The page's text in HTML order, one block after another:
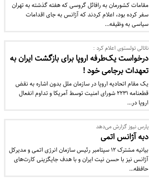
مقامات کشورمان به رافائل گروسی که هفته گذشته به تهران
سفر کرده بود، اعلام کردند که آژانس به جای اقدامات
سیاسی به وظیفه…
ناتالی تولستوی اعلام کرد :
درخواست یک‌طرفه اروپا برای بازگشت ایران به
تعهدات برجامی خود !
یک مقام اتحادیه اروپا در سازمان ملل بدون اشاره به نقض
قطعنامه ۲۲۳۱ شورای امنیت توسط آمریکا و تداوم انفعال
اروپا در…
پارس نیوز گزارش می‌دهد
دبه آژانس اتمی
بیانیه مشترک ۱۲ سپتامبر رئیس سازمان انرژی اتمی و مدیرکل
آژانس نیز با حسن نیت ایران و با هدف جایگزینی کارت‌های
حافظه…